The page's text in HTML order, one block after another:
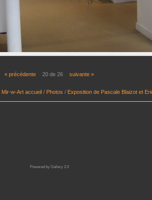
« précédente 20 de 26 suivante »
Mir-w-Art accueil / Photos / Exposition de Pascale Blaizot et
Powered by Gallery 2.0